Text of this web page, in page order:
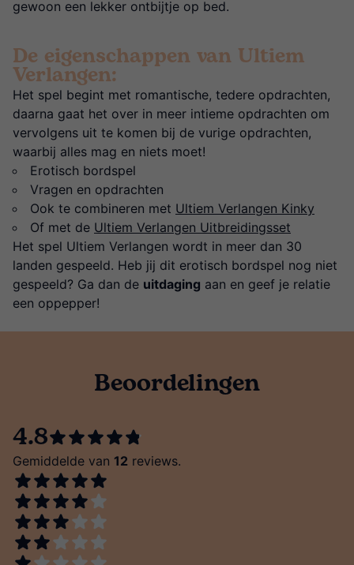
gewoon een lekker ontbijtje op bed.
De eigenschappen van Ultiem
Verlangen:
Het spel begint met romantische, tedere opdrachten,
daarna gaat het over in meer intieme opdrachten om
vervolgens uit te komen bij de vurige opdrachten,
waarbij alles mag en niets moet!
Erotisch bordspel
Vragen en opdrachten
Ook te combineren met Ultiem Verlangen Kinky
Of met de Ultiem Verlangen Uitbreidingsset
Het spel Ultiem Verlangen wordt in meer dan 30
landen gespeeld. Heb jij dit erotisch bordspel nog niet
gespeeld? Ga dan de uitdaging aan en geef je relatie
een oppepper!
Beoordelingen
4.8
Gemiddelde van 12 reviews.